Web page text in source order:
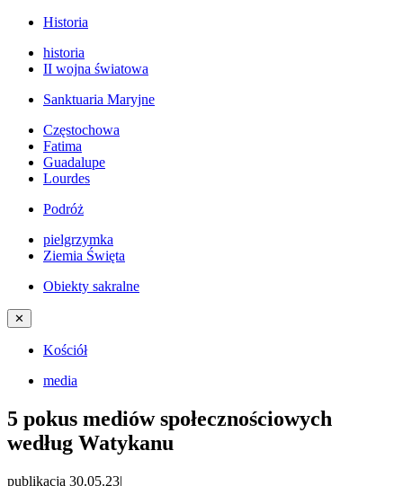
Historia
historia
II wojna światowa
Sanktuaria Maryjne
Częstochowa
Fatima
Guadalupe
Lourdes
Podróż
pielgrzymka
Ziemia Święta
Obiekty sakralne
✕
Kościół
media
5 pokus mediów społecznościowych
według Watykanu
publikacja 30.05.23|